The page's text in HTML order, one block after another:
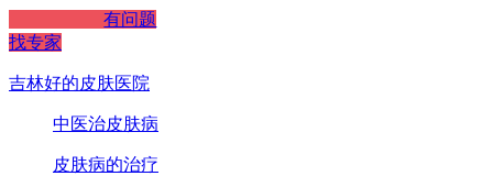
有问题
找专家
吉林好的皮肤医院
中医治皮肤病
皮肤病的治疗